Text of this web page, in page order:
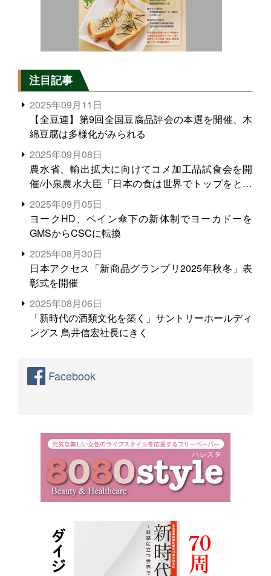
注目記事
2025年09月11日
【全豆連】第9回全国豆腐品評会の本選を開催、木
綿豆腐は多様化がみられる
2025年09月08日
農水省、輸出拡大に向けてコメ加工品試食会を開
催/小泉農水大臣「日本の食は世界でトップをとれ
る。米増産に向けて、米輸出需要の拡大を」
2025年09月05日
ヨークHD、ベイン傘下の新体制でヨーカドーを
GMSからCSCに転換
2025年08月30日
日本アクセス「新商品グランプリ2025年秋冬」表
彰式を開催
2025年08月06日
「新時代の酒類文化を築く」サントリーホールディ
ングス 鳥井信宏社長にきく
Facebook